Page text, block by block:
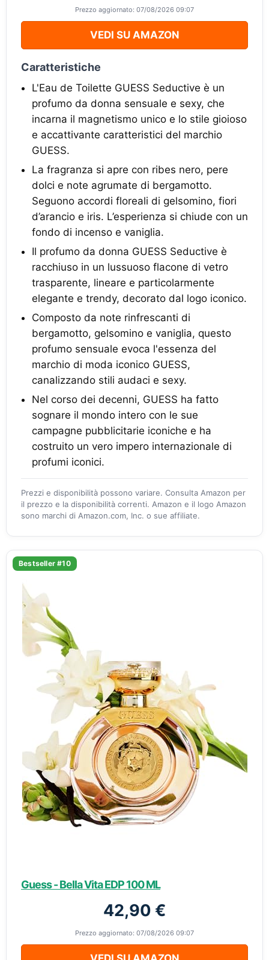
Prezzo aggiornato: 07/08/2026 09:07
VEDI SU AMAZON
Caratteristiche
L'Eau de Toilette GUESS Seductive è un
profumo da donna sensuale e sexy, che
incarna il magnetismo unico e lo stile gioioso
e accattivante caratteristici del marchio
GUESS.
La fragranza si apre con ribes nero, pere
dolci e note agrumate di bergamotto.
Seguono accordi floreali di gelsomino, fiori
d’arancio e iris. L’esperienza si chiude con un
fondo di incenso e vaniglia.
Il profumo da donna GUESS Seductive è
racchiuso in un lussuoso flacone di vetro
trasparente, lineare e particolarmente
elegante e trendy, decorato dal logo iconico.
Composto da note rinfrescanti di
bergamotto, gelsomino e vaniglia, questo
profumo sensuale evoca l'essenza del
marchio di moda iconico GUESS,
canalizzando stili audaci e sexy.
Nel corso dei decenni, GUESS ha fatto
sognare il mondo intero con le sue
campagne pubblicitarie iconiche e ha
costruito un vero impero internazionale di
profumi iconici.
Prezzi e disponibilità possono variare. Consulta Amazon per
il prezzo e la disponibilità correnti. Amazon e il logo Amazon
sono marchi di Amazon.com, Inc. o sue affiliate.
Bestseller #10
Guess - Bella Vita EDP 100 ML
42,90 €
Prezzo aggiornato: 07/08/2026 09:07